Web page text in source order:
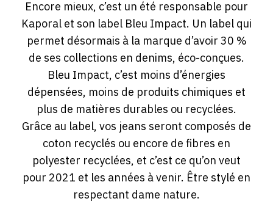
Encore mieux, c’est un été responsable pour
Kaporal et son label Bleu Impact. Un label qui
permet désormais à la marque d’avoir 30 %
de ses collections en denims, éco-conçues.
Bleu Impact, c’est moins d’énergies
dépensées, moins de produits chimiques et
plus de matières durables ou recyclées.
Grâce au label, vos jeans seront composés de
coton recyclés ou encore de fibres en
polyester recyclées, et c’est ce qu’on veut
pour 2021 et les années à venir. Être stylé en
respectant dame nature.